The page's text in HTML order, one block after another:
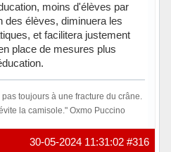
moins d'élèves par
des élèves, diminuera les
et facilitera justement
place de mesures plus
toujours à une fracture du crâne.
la camisole." Oxmo Puccino
#316
30-05-2024 11:31:02